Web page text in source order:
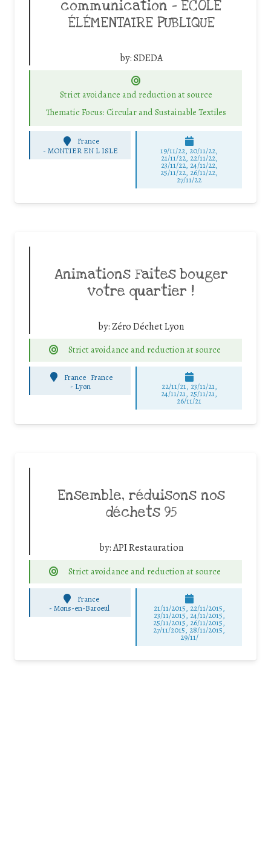
communication – ECOLE
ÉLÉMENTAIRE PUBLIQUE
by:SDEDA
Strict avoidance and reduction at source
Thematic Focus: Circular and Sustainable Textiles
France
- MONTIER EN L ISLE 19/11/22, 20/11/22,
21/11/22, 22/11/22,
23/11/22, 24/11/22,
25/11/22, 26/11/22,
27/11/22
Animations Faites bouger
votre quartier !
by:Zéro Déchet Lyon
Strict avoidance and reduction at source
France France
- Lyon 22/11/21, 23/11/21,
24/11/21, 25/11/21,
26/11/21
Ensemble, réduisons nos
déchets 95
by:API Restauration
Strict avoidance and reduction at source
France
-Mons-en-Baroeul 21/11/2015, 22/11/2015,
23/11/2015, 24/11/2015,
25/11/2015, 26/11/2015,
27/11/2015, 28/11/2015,
29/11/